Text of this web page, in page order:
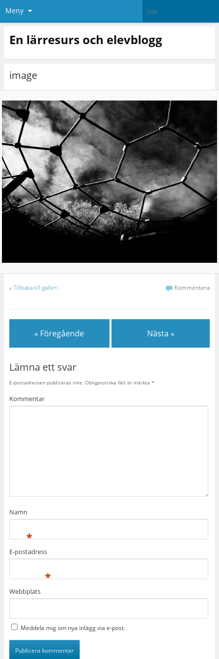
Meny
En lärresurs och elevblogg
image
«Tillbaka till galleri Kommentera
« Föregående Nästa »
Lämna ett svar
E-postadressen publiceras inte. Obligatoriska fält är märkta *
Kommentar
Namn
*
E-postadress
*
Webbplats
Meddela mig om nya inlägg via e-post.